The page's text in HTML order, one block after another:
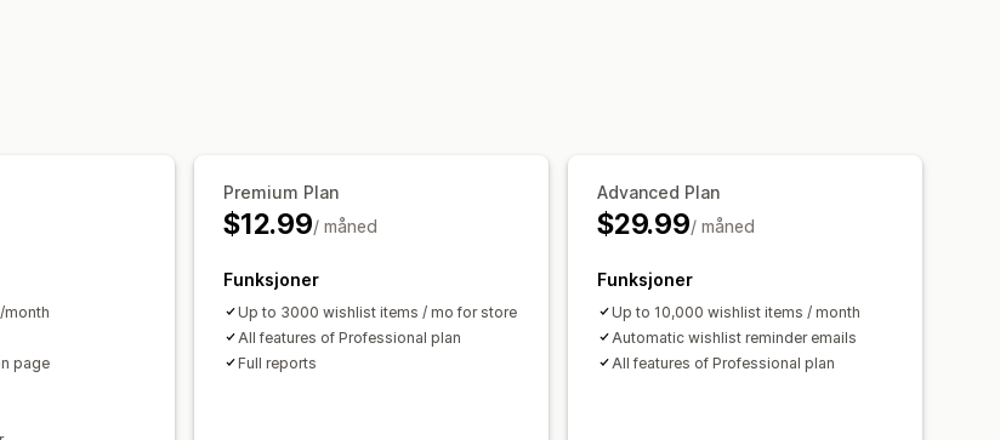
Tilpassede layout
Flere språk
month
page
Premium Plan
$12.99/ måned
Funksjoner
Up to 3000 wishlist items / mo for store
All features of Professional plan
Full reports
Advanced Plan
$29.99/ måned
Funksjoner
Up to 10,000 wishlist items / month
Automatic wishlist reminder emails
All features of Professional plan